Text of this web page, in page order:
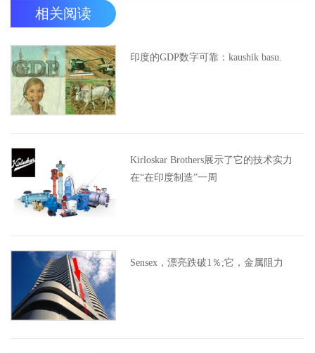
相关阅读
印度的GDP数字可靠：kaushik basu.
Kirloskar Brothers展示了它的技术实力
在“在印度制造”一周
Sensex，漂亮跌破1％;它，金属阻力